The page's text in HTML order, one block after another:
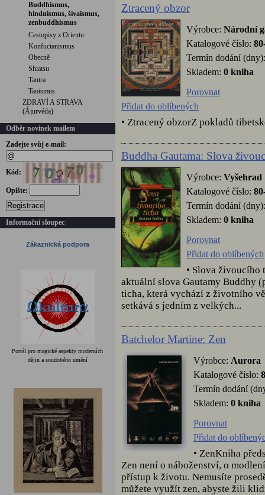
Buddhismus,
hinduismus, šivaismus,
zenbuddhismus
Cestopisy z Orientu
Konfucianismus
Obecně
Shiatsu
Tantra
Taoismus
ZDRAVÍ A STRAVA
(Ájurvéda)
Odběr novinek mailem
Zadejte svůj e-mail:
Kód:
Opište:
Registrace
Informační sloupec
Zákaznická podpora
Portál pro magické aspekty moderních
dějin a soudobého umění
Ztracený obzor
Výrobce: Národní
Katalogové číslo:
Termín dodání (dny):
Skladem: 0 kniha
Porovnat
Přidat do oblíbených
• Ztracený obzorZ pokladů
Buddha Gautama: Slova
Výrobce: Vyšehrad
Katalogové číslo:
Termín dodání (dny):
Skladem: 0 kniha
Porovnat
Přidat do oblíbených
• Slova živoucího
aktuální slova Gautamy Buddhy
ticha, která vychází z životního
setkává s jedním z velkých...
Batchelor Martine: Zen
Výrobce: Aurora
Katalogové číslo:
Termín dodání
Skladem: 0 kniha
Porovnat
Přidat do
• ZenKniha
Zen není o náboženství, o
přístup k životu. Nemusíte
můžete využít zen, abyste žili